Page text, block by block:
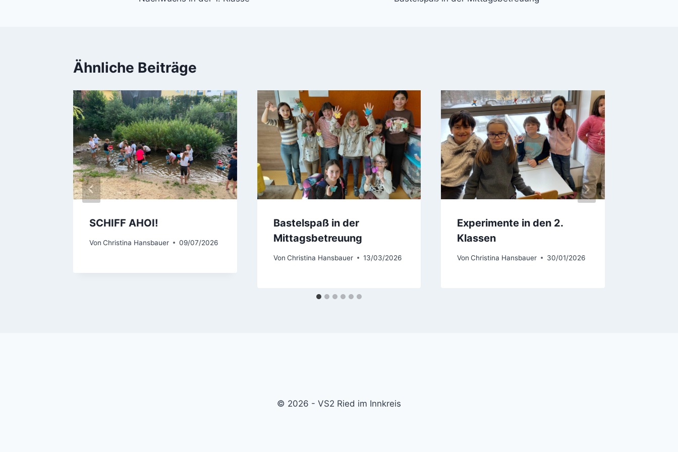
Ähnliche Beiträge
SCHIFF AHOI!
Von Christina Hansbauer 09/07/2026
Bastelspaß in der
Mittagsbetreuung
Von Christina Hansbauer 13/03/2026
Experimente in den 2.
Klassen
Von Christina Hansbauer 30/01/2026
© 2026 - VS2 Ried im Innkreis